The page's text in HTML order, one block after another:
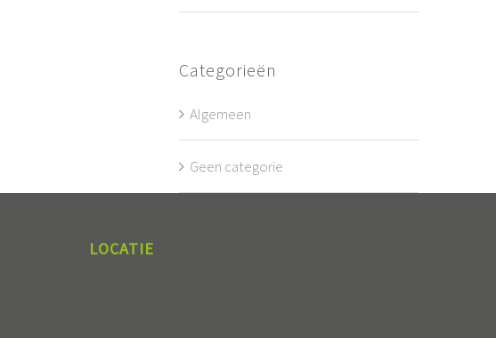
Categorieën
Algemeen
Geen categorie
LOCATIE